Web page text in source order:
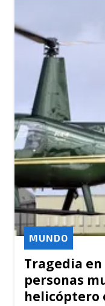
Tragedia
personas
helicóptero
MUNDO